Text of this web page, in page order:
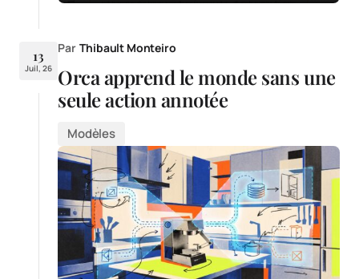
13
Juil, 26
Par Thibault Monteiro
Orca apprend le monde sans une
seule action annotée
Modèles